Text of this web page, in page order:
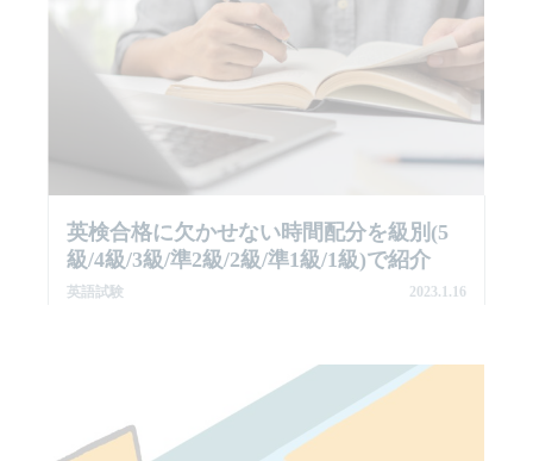
英検合格に欠かせない時間配分を級別(5
級/4級/3級/準2級/2級/準1級/1級)で紹介
英語試験 2023.1.16